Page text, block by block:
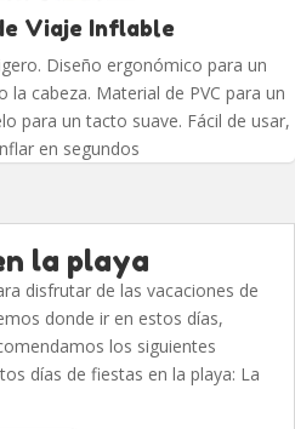
Viaje Inflable
Diseño ergonómico para un
cabeza. Material de PVC para un
para un tacto suave. Fácil de usar,
en segundos
la playa
disfrutar de las vacaciones de
donde ir en estos días,
los siguientes
días de fiestas en la playa: La